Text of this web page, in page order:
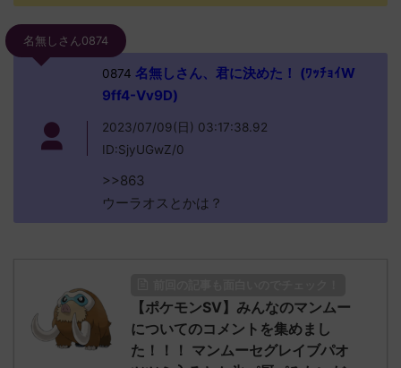
名無しさん0874
0874 名無しさん、君に決めた！ (ﾜｯﾁｮｲW
9ff4-Vv9D)
2023/07/09(日) 03:17:38.92
ID:SjyUGwZ/0
>>863
ウーラオスとかは？
【ポケモンSV】みんなのマンムー
についてのコメントを集めまし
た！！！ マンムーセグレイブパオ